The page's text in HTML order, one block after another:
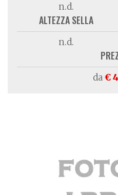
n.d.
ALTEZZA SELLA
n.d.
da€